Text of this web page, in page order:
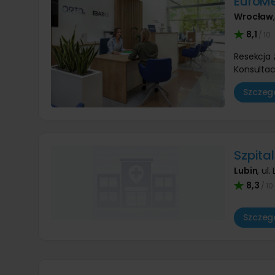
Wrocław,
8,1 / 10
Resekcja
Lubin, ul.
8,3 / 10